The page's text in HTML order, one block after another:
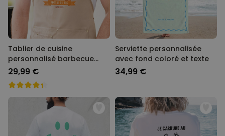
Tablier de cuisine
personnalisé barbecue
avec photo
29,99 €
Serviette personnalisée
avec fond coloré et texte
34,99 €